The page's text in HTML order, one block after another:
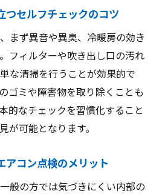
つセルフチェックのコツ
まず異音や異臭、冷暖房の効き
フィルターや吹き出し口の汚れ
な清掃を行うことが効果的で
ゴミや障害物を取り除くことも
的なチェックを習慣化すること
が可能となります。
アコン点検のメリット
般の方では気づきにくい内部の